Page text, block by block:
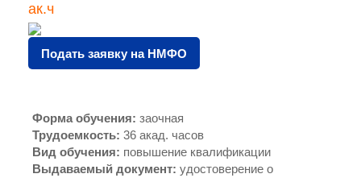
ак.ч
Подать заявку на НМФО
Форма обучения: заочная
Трудоемкость: 36 акад. часов
Вид обучения: повышение квалификации
Выдаваемый документ: удостоверение о